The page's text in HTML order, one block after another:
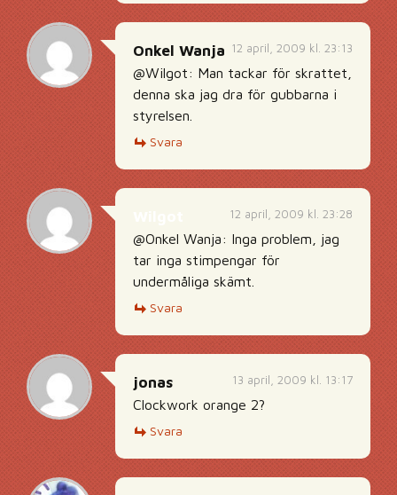
12 april, 2009 kl. 23:13
Onkel Wanja
@Wilgot: Man tackar för skrattet,
denna ska jag dra för gubbarna i
styrelsen.
Svara
12 april, 2009 kl. 23:28
@Onkel Wanja: Inga problem, jag
tar inga stimpengar för
undermåliga skämt.
Svara
13 april, 2009 kl. 13:17
jonas
Clockwork orange 2?
Svara